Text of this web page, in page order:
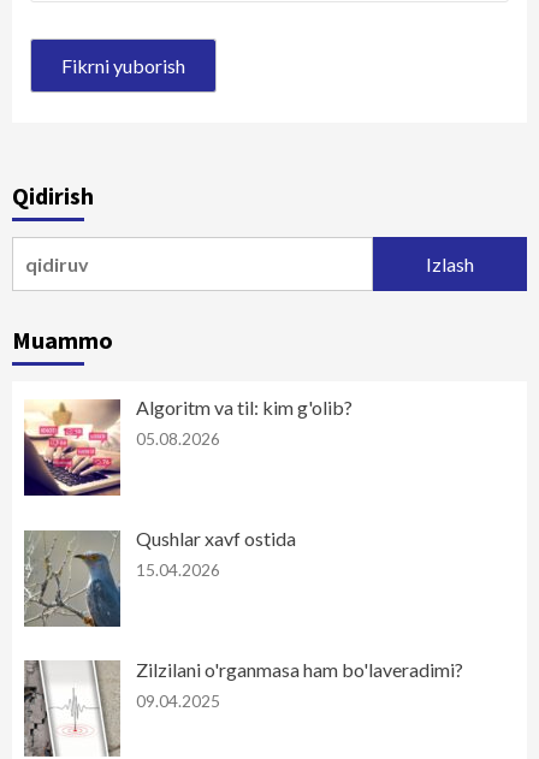
Qidirish
Muammo
Algoritm va til: kim g'olib?
05.08.2026
Qushlar xavf ostida
15.04.2026
Zilzilani o'rganmasa ham bo'laveradimi?
09.04.2025